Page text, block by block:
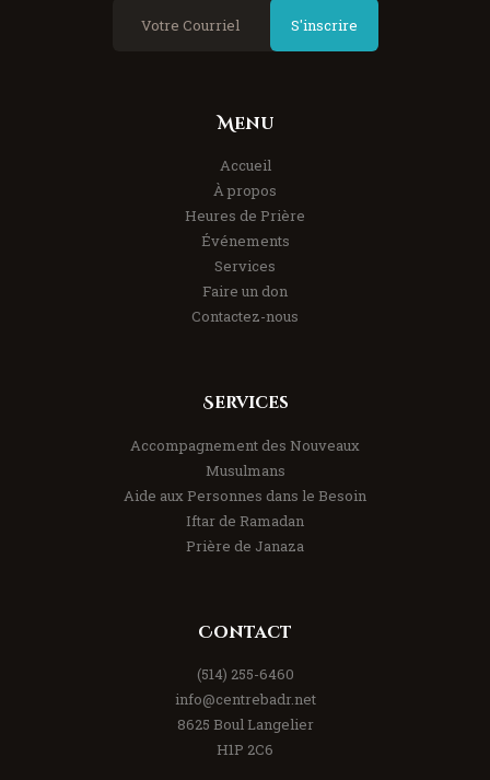
S'inscrire
Menu
Accueil
À propos
Heures de Prière
Événements
Services
Faire un don
Contactez-nous
Services
Accompagnement des Nouveaux
Musulmans
Aide aux Personnes dans le Besoin
Iftar de Ramadan
Prière de Janaza
Contact
(514) 255-6460
info@centrebadr.net
8625 Boul Langelier
H1P 2C6